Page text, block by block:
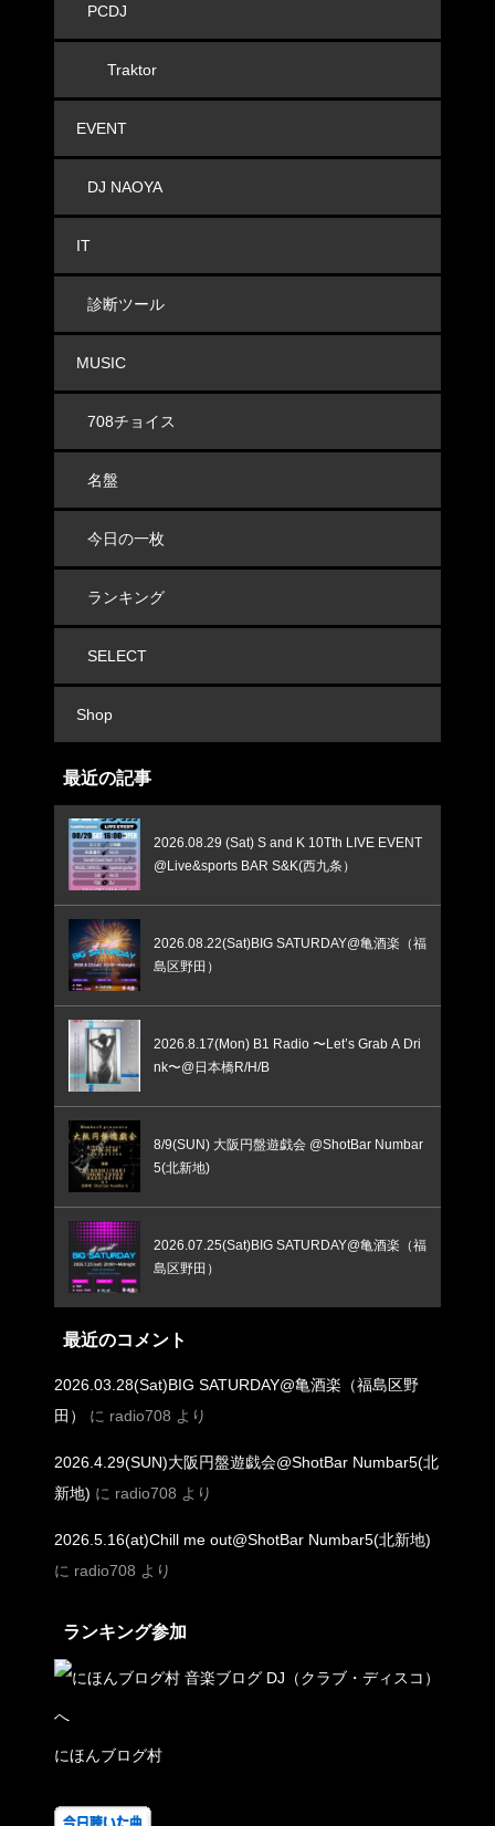
PCDJ
Traktor
EVENT
DJ NAOYA
IT
診断ツール
MUSIC
708チョイス
名盤
今日の一枚
ランキング
SELECT
Shop
最近の記事
2026.08.29 (Sat) S and K 10Tth LIVE EVENT
@Live&sports BAR S&K(西九条）
2026.08.22(Sat)BIG SATURDAY@亀酒楽（福
島区野田）
2026.8.17(Mon) B1 Radio 〜Let’s Grab A Dri
nk〜@日本橋R/H/B
8/9(SUN) 大阪円盤遊戯会 @ShotBar Numbar
5(北新地)
2026.07.25(Sat)BIG SATURDAY@亀酒楽（福
島区野田）
最近のコメント
2026.03.28(Sat)BIG SATURDAY@亀酒楽（福島区野
田）
に radio708 より
2026.4.29(SUN)大阪円盤遊戯会@ShotBar Numbar5(北
新地) に radio708 より
2026.5.16(at)Chill me out@ShotBar Numbar5(北新地)
に radio708 より
ランキング参加
にほんブログ村